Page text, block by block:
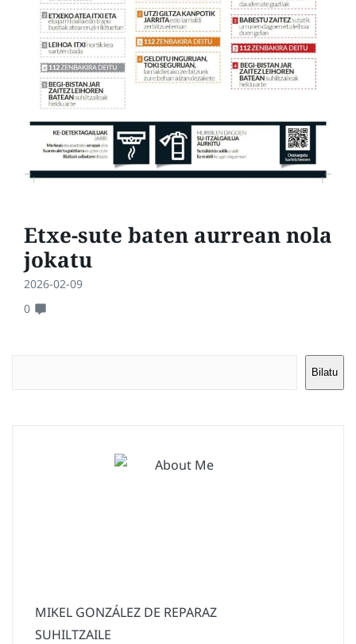
Etxe-sute baten aurrean nola
jokatu
2026-02-09
0
Bilatu
MIKEL GONZÁLEZ DE REPARAZ
SUHILTZAILE